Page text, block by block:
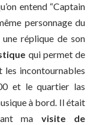
entend “Captain
personnage du
réplique de son
qui permet de
les incontournables
et le quartier las
à bord. Il était
mavisite de